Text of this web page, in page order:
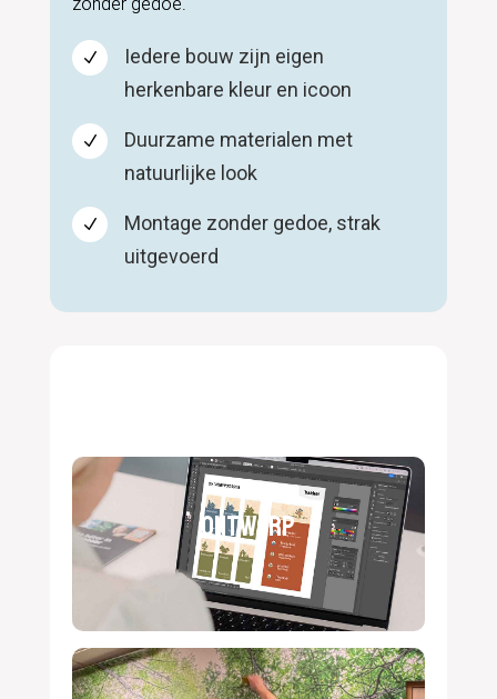
N
Iedere bouw zijn eigen
herkenbare kleur en icoon
N
Duurzame materialen met
natuurlijke look
N
Montage zonder gedoe, strak
uitgevoerd
Ontwerp